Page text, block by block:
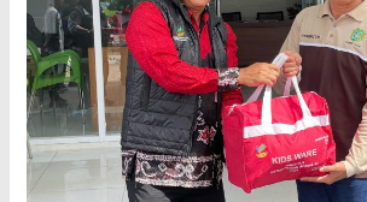
Korban
Banjir
Rob
di
Kabupaten
Tapin